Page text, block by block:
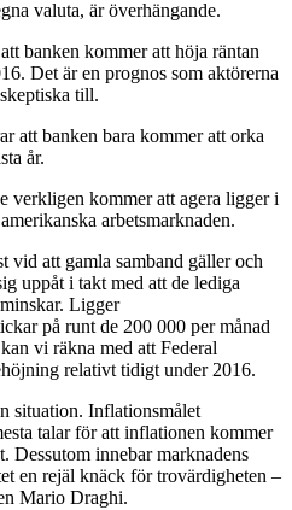
valuta, är överhängande.
banken kommer att höja räntan
Det är en prognos som aktörerna
till.
att banken bara kommer att orka
år.
verkligen kommer att agera ligger i
arbetsmarknaden.
vid att gamla samband gäller och
uppåt i takt med att de lediga
Ligger
på runt de 200 000 per månad
vi räkna med att Federal
relativt tidigt under 2016.
situation. Inflationsmålet
talar för att inflationen kommer
Dessutom innebar marknadens
en rejäl knäck för trovärdigheten –
Mario Draghi.